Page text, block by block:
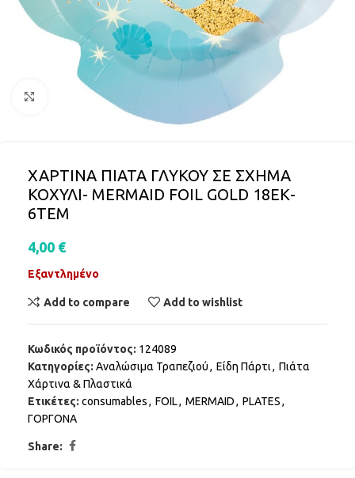
Click to enlarge
ΧΑΡΤΙΝΑ ΠΙΑΤΑ ΓΛΥΚΟΥ ΣΕ ΣΧΗΜΑ
ΚΟΧΥΛΙ- MERMAID FOIL GOLD 18ΕΚ-
6ΤΕΜ
4,00 €
Εξαντλημένο
Add to compare Add to wishlist
Κωδικός προϊόντος: 124089
Κατηγορίες: Αναλώσιμα Τραπεζιού, Είδη Πάρτι, Πιάτα
Χάρτινα & Πλαστικά
Ετικέτες: consumables, FOIL, MERMAID, PLATES,
ΓΟΡΓΟΝΑ
Share: